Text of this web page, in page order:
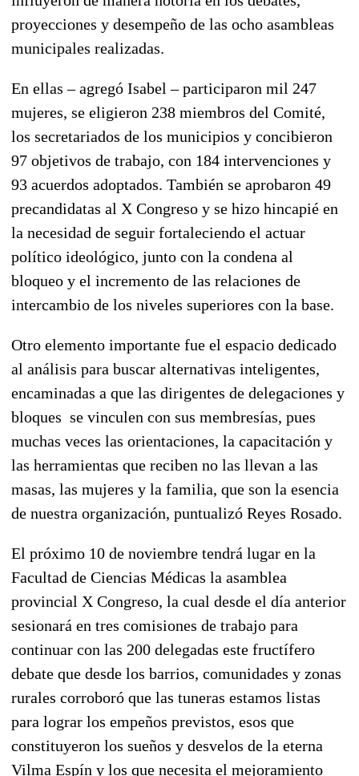
proyecciones y desempeño de las ocho asambleas
municipales realizadas.
En ellas – agregó Isabel – participaron mil 247
mujeres, se eligieron 238 miembros del Comité,
los secretariados de los municipios y concibieron
97 objetivos de trabajo, con 184 intervenciones y
93 acuerdos adoptados. También se aprobaron 49
precandidatas al X Congreso y se hizo hincapié en
la necesidad de seguir fortaleciendo el actuar
político ideológico, junto con la condena al
bloqueo y el incremento de las relaciones de
intercambio de los niveles superiores con la base.
Otro elemento importante fue el espacio dedicado
al análisis para buscar alternativas inteligentes,
encaminadas a que las dirigentes de delegaciones y
bloques se vinculen con sus membresías, pues
muchas veces las orientaciones, la capacitación y
las herramientas que reciben no las llevan a las
masas, las mujeres y la familia, que son la esencia
de nuestra organización, puntualizó Reyes Rosado.
El próximo 10 de noviembre tendrá lugar en la
Facultad de Ciencias Médicas la asamblea
provincial X Congreso, la cual desde el día anterior
sesionará en tres comisiones de trabajo para
continuar con las 200 delegadas este fructífero
debate que desde los barrios, comunidades y zonas
rurales corroboró que las tuneras estamos listas
para lograr los empeños previstos, esos que
constituyeron los sueños y desvelos de la eterna
Vilma Espín y los que necesita el mejoramiento